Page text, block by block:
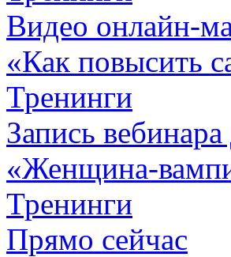
Видео онлайн-
«Как повысить
Тренинги
Запись
«Женщина-
Тренинги
Прямо сейчас